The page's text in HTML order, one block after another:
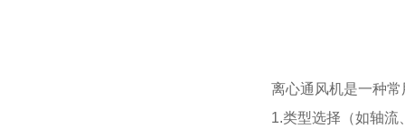
离心通风机是一种
1.类型选择（如轴流